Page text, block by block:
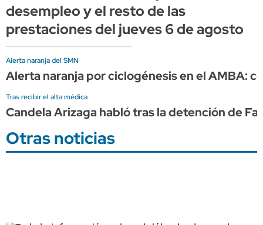
desempleo y el resto de las
prestaciones del jueves 6 de agosto
Alerta naranja del SMN
Alerta naranja por ciclogénesis en el AMBA:
Tras recibir el alta médica
Candela Arizaga habló tras la detención de
Otras noticias